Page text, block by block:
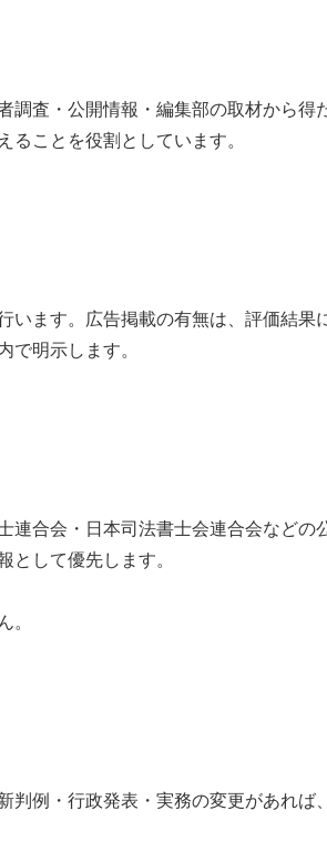
調査・公開情報・編集部の取材から得
ことを役割としています。
います。広告掲載の有無は、評価結果
明示します。
連合会・日本司法書士会連合会などの
して優先します。
例・行政発表・実務の変更があれば